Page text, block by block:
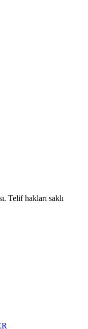
Telif hakları saklı